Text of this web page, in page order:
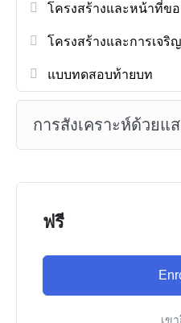
โครงสร้างและหน้าที่ข
โครงสร้างและการเจริ
แบบทดสอบท้ายบท
การสังเคราะห์ด้วยแ
ฟรี
เข